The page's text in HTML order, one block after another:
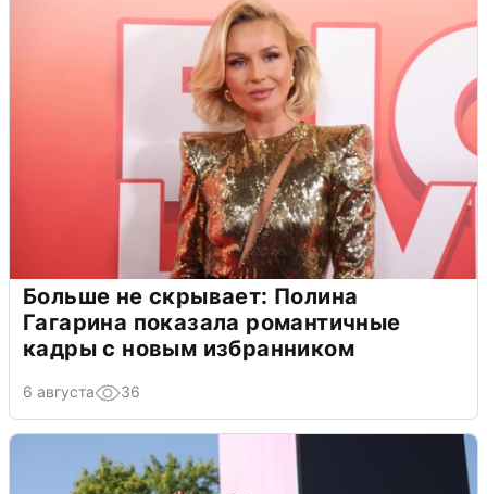
Больше не скрывает: Полина
Гагарина показала романтичные
кадры с новым избранником
6 августа 36